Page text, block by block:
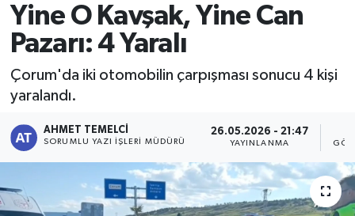
Yine O Kavşak, Yine Can
Pazarı: 4 Yaralı
Çorum'da iki otomobilin çarpışması sonucu 4 kişi
yaralandı.
AHMET TEMELCI
SORUMLU YAZI İŞLERI MÜDÜRÜ
26.05.2026 - 21:47
YAYINLANMA